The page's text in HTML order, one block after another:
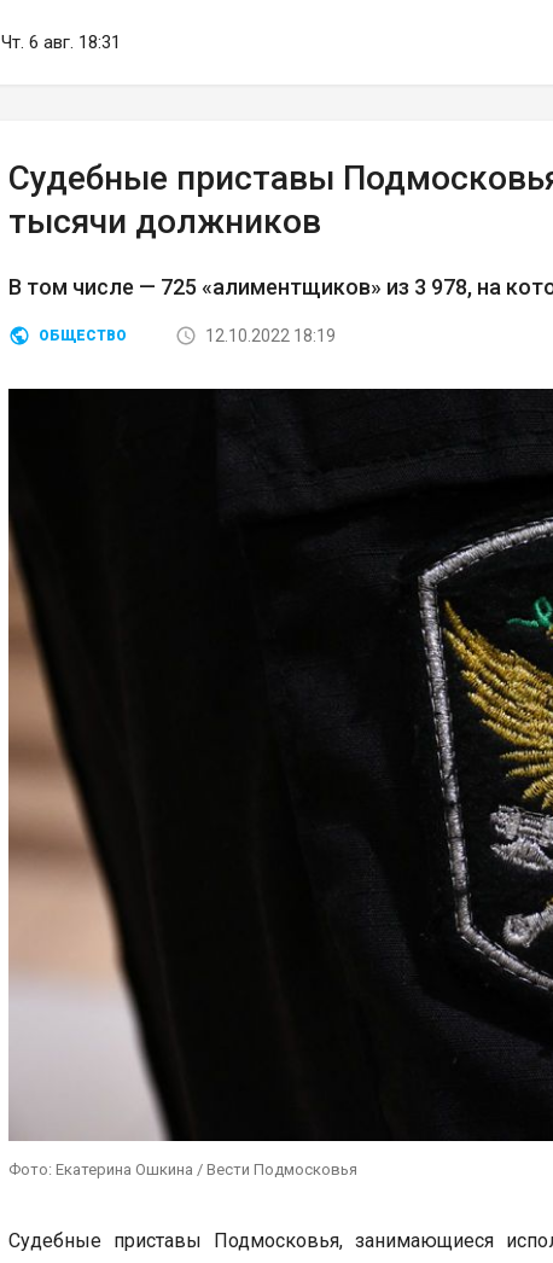
Чт. 6 авг. 18:31
Судебные приставы
тысячи должников
В том числе — 725 «алиментщиков» из 3 978, на
ОБЩЕСТВО 12.10.2022 18:19
Фото: Екатерина Ошкина / Вести Подмосковья
Судебные приставы Подмосковья, занимающиеся